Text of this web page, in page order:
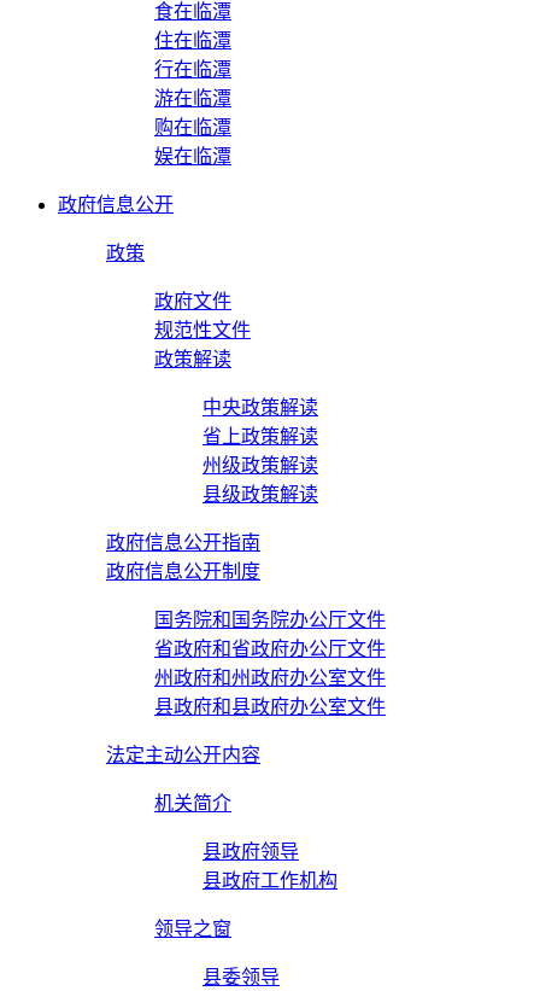
食在临潭
住在临潭
行在临潭
游在临潭
购在临潭
娱在临潭
政府信息公开
政策
政府文件
规范性文件
政策解读
中央政策解读
省上政策解读
州级政策解读
县级政策解读
政府信息公开指南
政府信息公开制度
国务院和国务院办公厅文件
省政府和省政府办公厅文件
州政府和州政府办公室文件
县政府和县政府办公室文件
法定主动公开内容
机关简介
县政府领导
县政府工作机构
领导之窗
县委领导